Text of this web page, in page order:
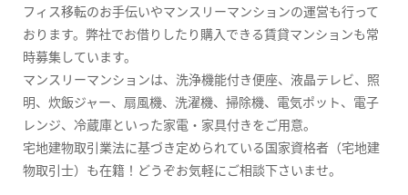
フィス移転のお手伝いやマンスリーマンションの運営も行って
おります。弊社でお借りしたり購入できる賃貸マンションも常
時募集しています。
マンスリーマンションは、洗浄機能付き便座、液晶テレビ、照
明、炊飯ジャー、扇風機、洗濯機、掃除機、電気ポット、電子
レンジ、冷蔵庫といった家電・家具付きをご用意。
宅地建物取引業法に基づき定められている国家資格者（宅地建
物取引士）も在籍！どうぞお気軽にご相談下さいませ。